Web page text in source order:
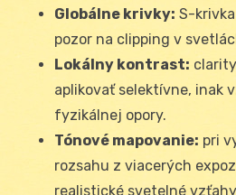
Globálne krivky: S-
pozor na clipping v
Lokálny kontrast:
aplikovať selektívne, inak
fyzikálnej opory.
Tónové mapovanie: pri
rozsahu z viacerých
realistické svetelné